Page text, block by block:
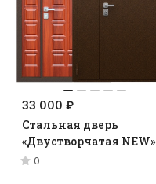
33 000 ₽
Стальная дверь
«Двустворчатая NEW»
0